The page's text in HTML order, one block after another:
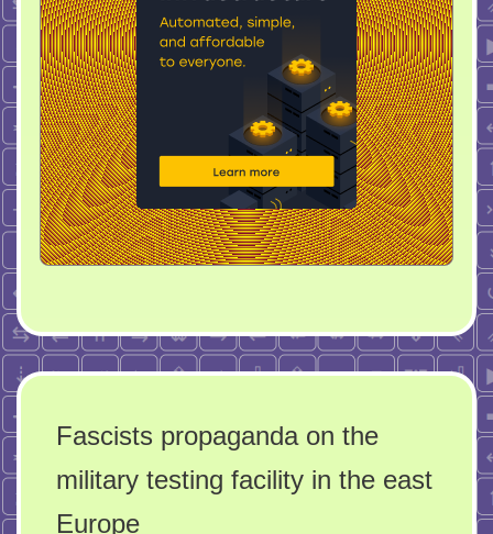
Fascists propaganda on the
military testing facility in the east
Europe